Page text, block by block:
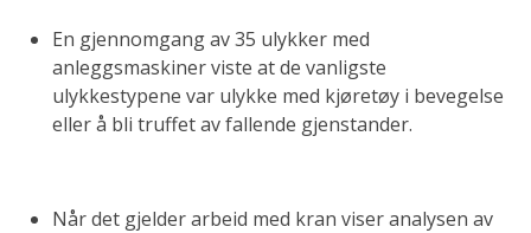
En gjennomgang av 35 ulykker med
anleggsmaskiner viste at de vanligste
ulykkestypene var ulykke med kjøretøy i bevegelse
eller å bli truffet av fallende gjenstander.
Når det gjelder arbeid med kran viser analysen av